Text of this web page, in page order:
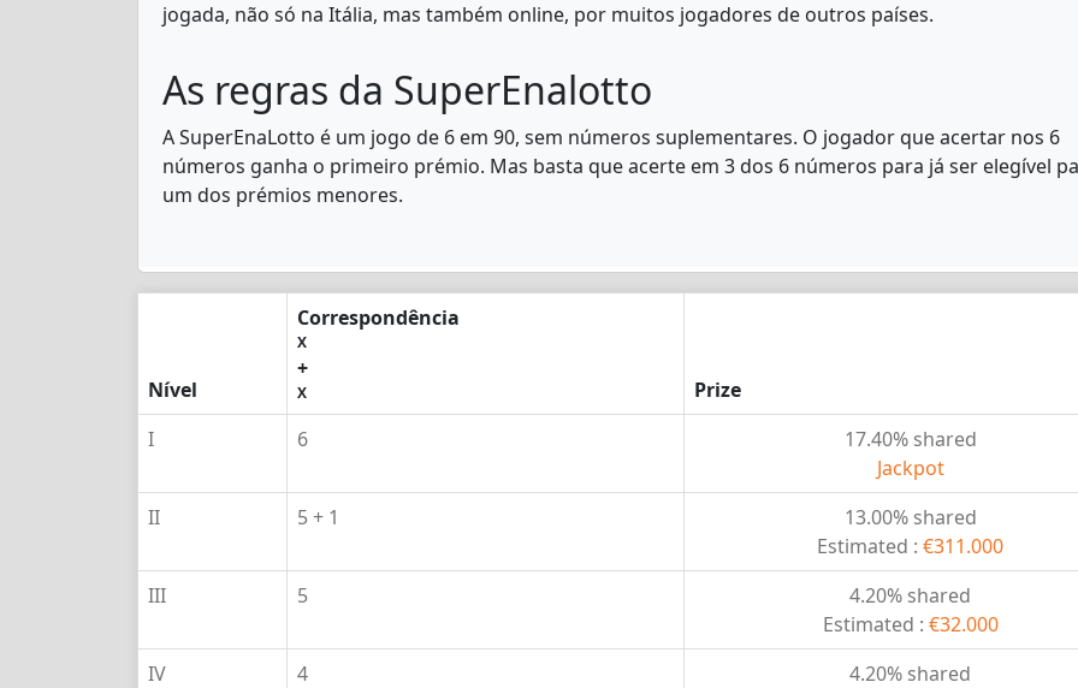
jogada, não só na Itália, mas também online, por muitos jogadores de outros países.
As regras da SuperEnalotto
A SuperEnaLotto é um jogo de 6 em 90, sem números suplementares. O jogador que acertar nos 6
números ganha o primeiro prémio. Mas basta que acerte em 3 dos 6 números para já ser elegível
um dos prémios menores.
Nível
Correspondência
X
+
X Prize
I
6
17.40% shared
Jackpot
II 5 + 1
13.00% shared
Estimated : €311.000
III 5
4.20% shared
Estimated : €32.000
IV 4
4.20% shared